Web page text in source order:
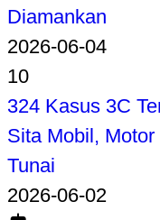
Diamankan
2026-06-04
10
324 Kasus 3C
Sita Mobil,
Tunai
2026-06-02